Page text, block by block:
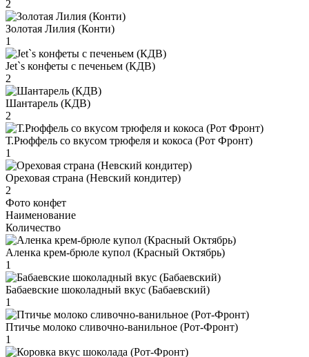
2
Золотая Лилия (Конти)
1
Jet`s конфеты с печеньем (КДВ)
2
Шантарель (КДВ)
2
Т.Рюффель со вкусом трюфеля и кокоса (Рот Фронт)
1
Ореховая страна (Невский кондитер)
2
Фото конфет
Наименование
Количество
Аленка крем-брюле купол (Красный Октябрь)
1
Бабаевские шоколадный вкус (Бабаевский)
1
Птичье молоко сливочно-ванильное (Рот-Фронт)
1